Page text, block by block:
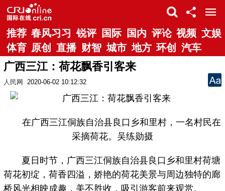
推荐 春风习习 锐评 国际 国内 评论 视频 文娱
体育 原创 直播 财智 城市 地方 环创 汽车
广西三江：荷花飘香引客来
人民网 2020-06-02 10:12:32
在广西三江侗族自治县良口乡和里村，一名村民在
采摘荷花。吴练勋摄
夏日时节，广西三江侗族自治县良口乡和里村荷塘
荷花初绽，荷香四溢，娇艳的荷花美景与周边独特的廊
桥风光相映成趣，美不胜收，吸引游客前来观赏。